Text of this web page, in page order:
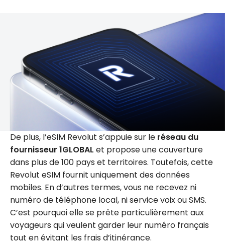
De plus, l’eSIM Revolut s’appuie sur le réseau du
fournisseur 1GLOBAL et propose une couverture
dans plus de 100 pays et territoires. Toutefois, cette
Revolut eSIM fournit uniquement des données
mobiles. En d’autres termes, vous ne recevez ni
numéro de téléphone local, ni service voix ou SMS.
C’est pourquoi elle se prête particulièrement aux
voyageurs qui veulent garder leur numéro français
tout en évitant les frais d’itinérance.